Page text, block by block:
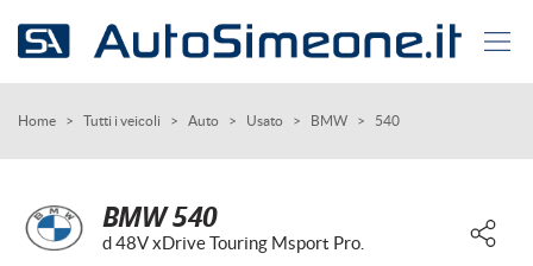
HOME
SERVIZI
Home > Tutti i veicoli > Auto > Usato > BMW > 540
BMW 540
d 48V xDrive Touring Msport Pro.
Le
tue
preferenze
seguente
pannello
ti